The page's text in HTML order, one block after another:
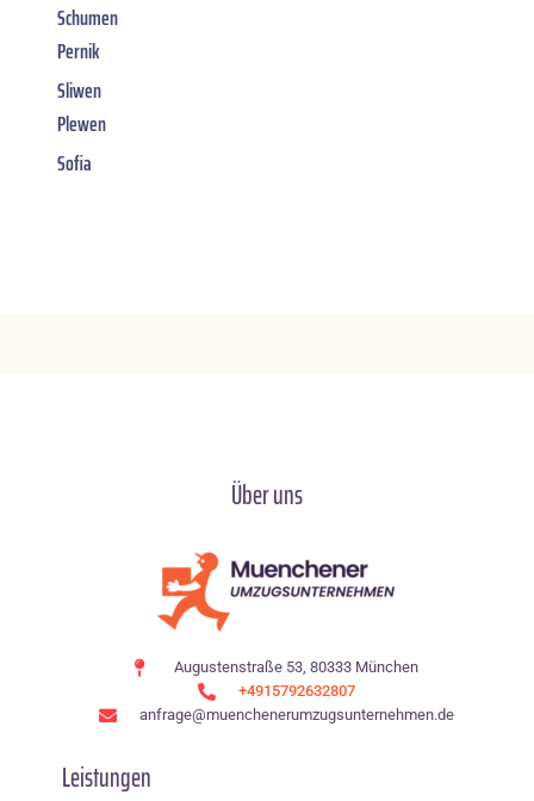
Schumen
Pernik
Sliwen
Plewen
Sofia
Über uns
Augustenstraße 53, 80333 München
+4915792632807
anfrage@muenchenerumzugsunternehmen.de
Leistungen